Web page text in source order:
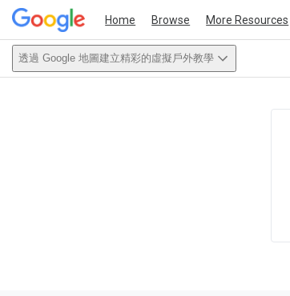
Home Browse More Resources
透過 Google 地圖建立精彩的虛擬戶外教學